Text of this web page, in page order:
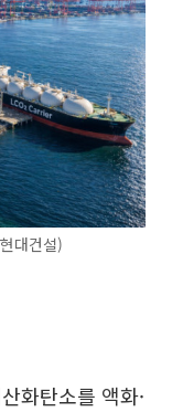
대건설)
화탄소를 액화·